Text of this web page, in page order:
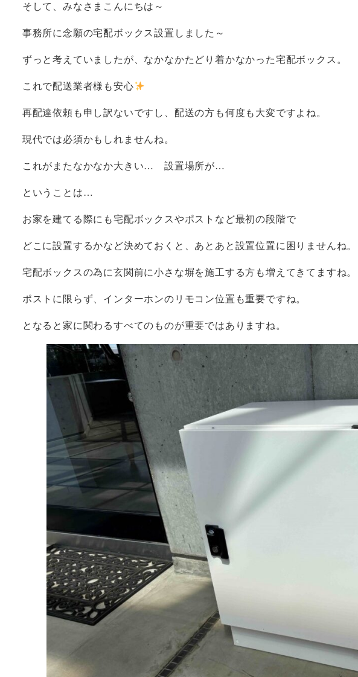
そして、みなさまこんにちは～
事務所に念願の宅配ボックス設置しました～
ずっと考えていましたが、なかなかたどり着かなかった宅配ボックス。
これで配送業者様も安心
再配達依頼も申し訳ないですし、配送の方も何度も大変ですよね。
現代では必須かもしれませんね。
これがまたなかなか大きい… 設置場所が…
ということは…
お家を建てる際にも宅配ボックスやポストなど最初の段階で
どこに設置するかなど決めておくと、あとあと設置位置に困りませんね。
宅配ボックスの為に玄関前に小さな塀を施工する方も増えてきてますね。
ポストに限らず、インターホンのリモコン位置も重要ですね。
となると家に関わるすべてのものが重要ではありますね。